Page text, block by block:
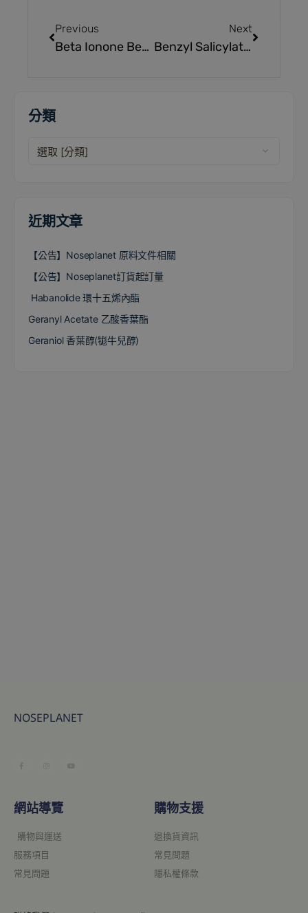
Previous
Beta Ionone Beta紫羅蘭酮
Next
Benzyl Salicylate 水楊酸苄酯
分類
近期文章
【公告】Noseplanet 原料文件相關
【公告】Noseplanet訂貨起訂量
Habanolide 環十五烯內酯
Geranyl Acetate 乙酸香葉酯
Geraniol 香葉醇(牻牛兒醇)
NOSEPLANET
網站導覽
購物與運送
服務項目
常見問題
購物支援
退換貨資訊
常見問題
隱私權條款